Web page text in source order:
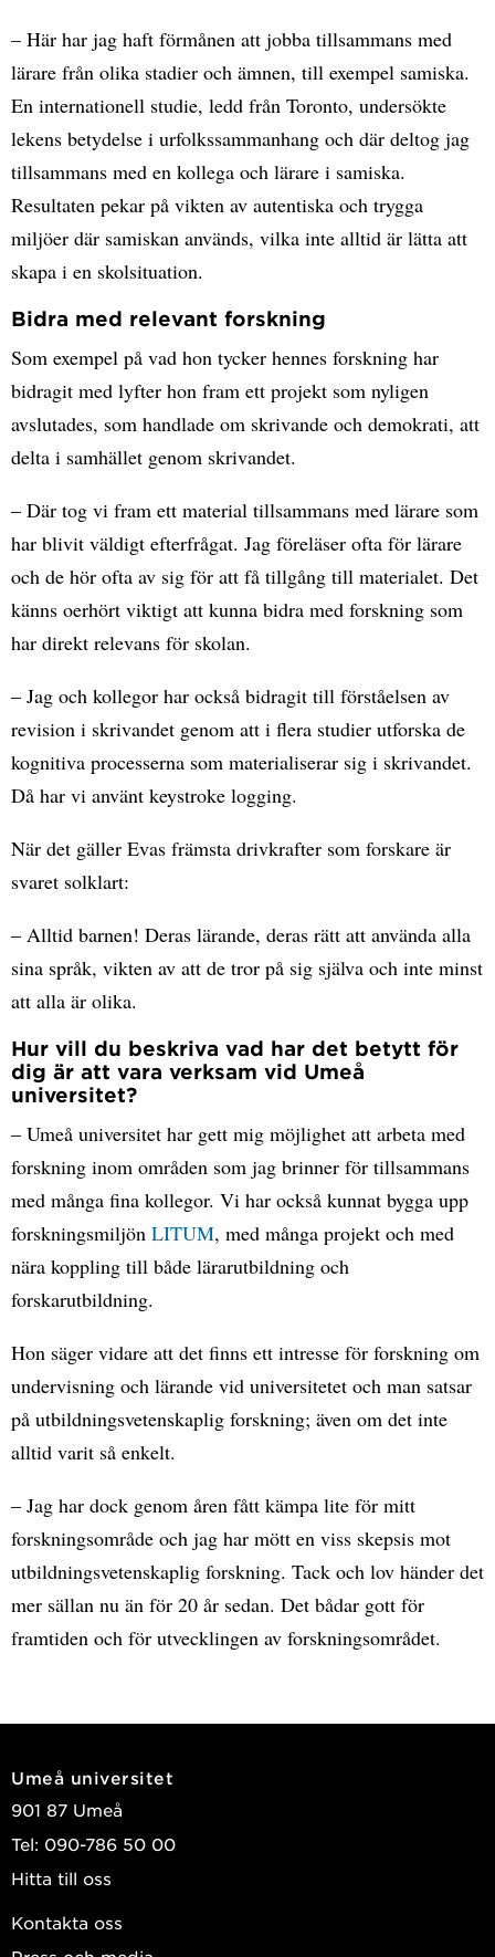
– Här har jag haft förmånen att jobba tillsammans med
lärare från olika stadier och ämnen, till exempel samiska.
En internationell studie, ledd från Toronto, undersökte
lekens betydelse i urfolkssammanhang och där deltog jag
tillsammans med en kollega och lärare i samiska.
Resultaten pekar på vikten av autentiska och trygga
miljöer där samiskan används, vilka inte alltid är lätta att
skapa i en skolsituation.
Bidra med relevant forskning
Som exempel på vad hon tycker hennes forskning har
bidragit med lyfter hon fram ett projekt som nyligen
avslutades, som handlade om skrivande och demokrati, att
delta i samhället genom skrivandet.
– Där tog vi fram ett material tillsammans med lärare som
har blivit väldigt efterfrågat. Jag föreläser ofta för lärare
och de hör ofta av sig för att få tillgång till materialet. Det
känns oerhört viktigt att kunna bidra med forskning som
har direkt relevans för skolan.
– Jag och kollegor har också bidragit till förståelsen av
revision i skrivandet genom att i flera studier utforska de
kognitiva processerna som materialiserar sig i skrivandet.
Då har vi använt keystroke logging.
När det gäller Evas främsta drivkrafter som forskare är
svaret solklart:
– Alltid barnen! Deras lärande, deras rätt att använda alla
sina språk, vikten av att de tror på sig själva och inte minst
att alla är olika.
Hur vill du beskriva vad har det betytt för
dig är att vara verksam vid Umeå
universitet?
– Umeå universitet har gett mig möjlighet att arbeta med
forskning inom områden som jag brinner för tillsammans
med många fina kollegor. Vi har också kunnat bygga upp
forskningsmiljön LITUM, med många projekt och med
nära koppling till både lärarutbildning och
forskarutbildning.
Hon säger vidare att det finns ett intresse för forskning om
undervisning och lärande vid universitetet och man satsar
på utbildningsvetenskaplig forskning; även om det inte
alltid varit så enkelt.
– Jag har dock genom åren fått kämpa lite för mitt
forskningsområde och jag har mött en viss skepsis mot
utbildningsvetenskaplig forskning. Tack och lov händer det
mer sällan nu än för 20 år sedan. Det bådar gott för
framtiden och för utvecklingen av forskningsområdet.
Umeå universitet
901 87 Umeå
Tel: 090-786 50 00
Hitta till oss
Kontakta oss